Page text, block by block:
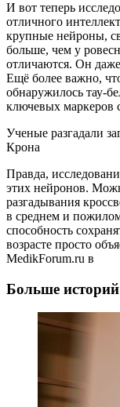
И вот теперь
отличного
крупные нейроны,
больше, чем у
отличаются. Он
Ещё более важно,
обнаружилось тау-
ключевых маркеров
Ученые разгадали
Крона
Правда,
этих нейронов.
разгадывания
в среднем и
способность
возрасте просто
MedikForum.ru в
Больше историй